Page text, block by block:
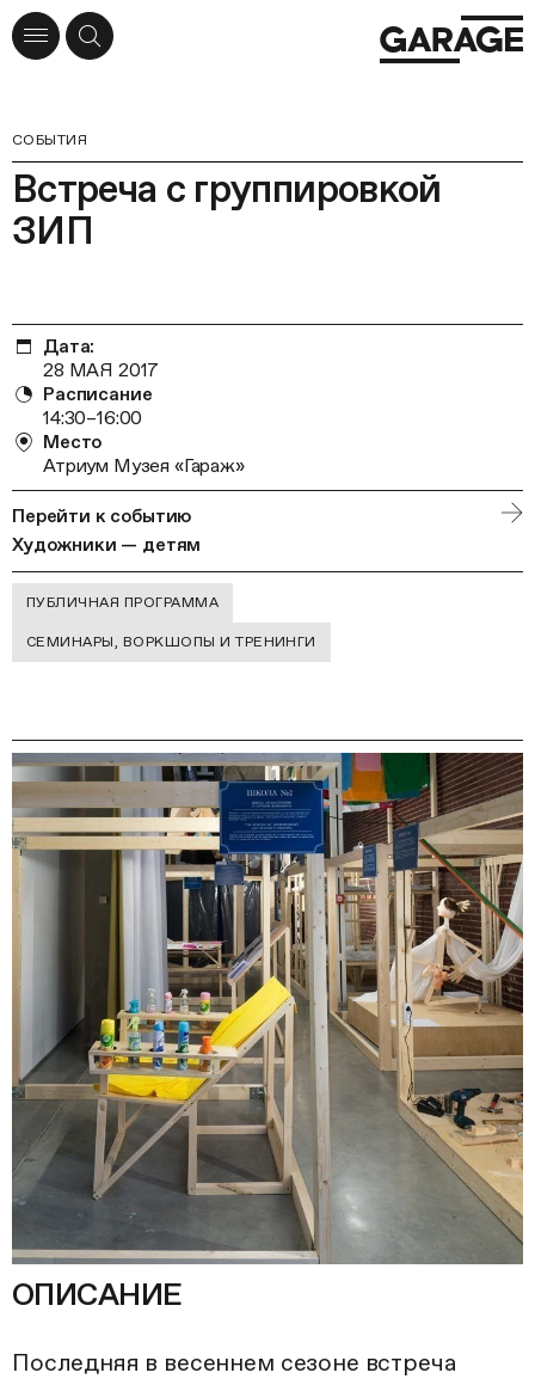
СОБЫТИЯ
Встреча с группировкой
ЗИП
Дата:
28 МАЯ 2017
Расписание
14:30–16:00
Место
Атриум Музея «Гараж»
Перейти к событию
Художники — детям
ПУБЛИЧНАЯ ПРОГРАММА
СЕМИНАРЫ, ВОРКШОПЫ И ТРЕНИНГИ
ОПИСАНИЕ
Последняя в весеннем сезоне встреча